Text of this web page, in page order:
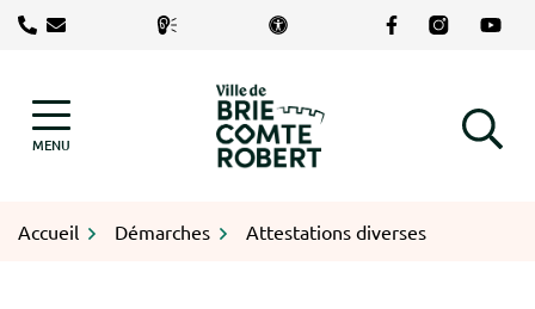
Aller
Lien vers le
Lien vers le
Lien
MENU Logo Brie-Comte-Robert
RECHERCHE
Accueil Démarches Attestations diverses